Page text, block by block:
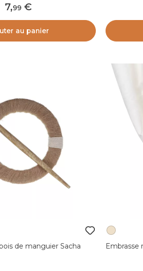
7,99
au panier
de manguier Sacha Embrasse